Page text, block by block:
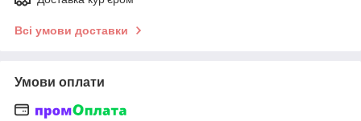
Всі умови доставки
Умови оплати